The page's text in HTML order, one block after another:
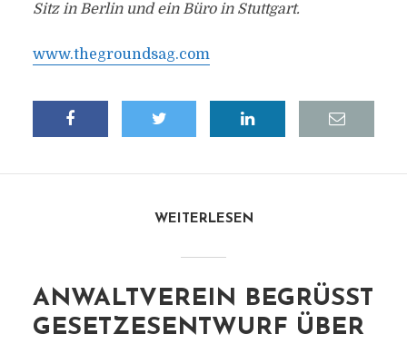
Sitz in Berlin und ein Büro in Stuttgart.
www.thegroundsag.com
WEITERLESEN
ANWALTVEREIN BEGRÜSST G
ESETZESENTWURF ÜBER E